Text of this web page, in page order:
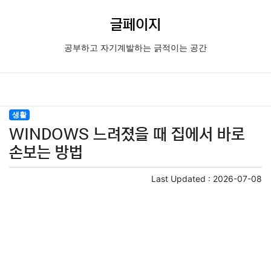
글페이지
공부하고 자기계발하는 긁적이는 공간
생활
WINDOWS 느려졌을 때 집에서 바로
손보는 방법
Last Updated : 2026-07-08